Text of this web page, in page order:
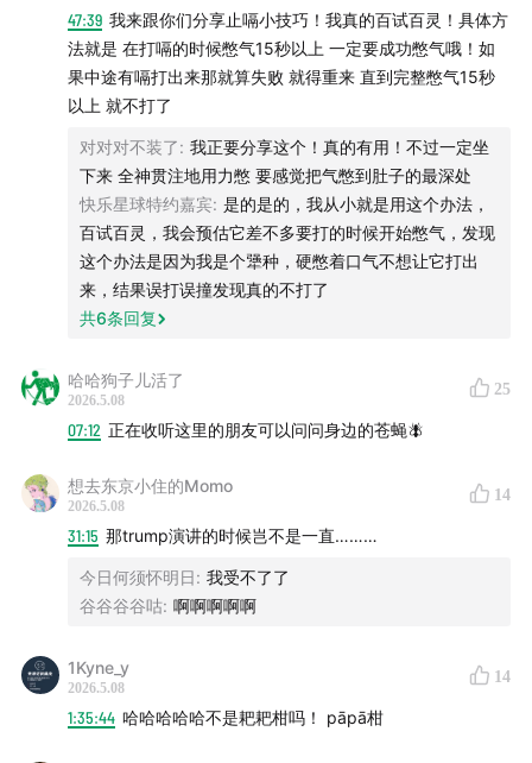
不能用淘金币，但是从淘金币入口就可以抵扣。）”
“耳机放在枕头下就可以听到声音而且不硌算吗”
轻松制服老公”
“街猫社交礼仪：缓缓蹲下和小猫平齐，确认下眼神，给对
方先闻闻你的手背上的味道，如果人家对你没兴趣就不要
硬摸了。小猫接下来可能会从身边走过去，此时千万不要
认为小猫是走开了而随便乱动，因为人家可能是在邀请你
自然走过来的”
“如果想要打喷嚏但是发不出来，可以盯着灯光或者亮处，
很容易就打出来了”
“后槽牙牙缝大容易塞牙，常规牙线棒又微妙的卡不进去朋
友们，有种Y型牙线棒专门针对槽牙牙缝，非常好用，安
利一下”
大家提供的有用小技巧，不仅品类多样，思路也常常体现
了大家的幽默！生活中固然有大大小小的问题，但是，办
法总比困难多！祝我们总能找到一些幽默又有用的小技
47:39 我来跟你们分享止嗝小技巧！我真的百试百灵！具体方
法就是 在打嗝的时候憋气15秒以上 一定要成功憋气哦！如
果中途有嗝打出来那就算失败 就得重来 直到完整憋气15秒
以上 就不打了
对对对不装了: 我正要分享这个！真的有用！不过一定坐
下来 全神贯注地用力憋 要感觉把气憋到肚子的最深处
快乐星球特约嘉宾: 是的是的，我从小就是用这个办法，
百试百灵，我会预估它差不多要打的时候开始憋气，发现
这个办法是因为我是个犟种，硬憋着口气不想让它打出
来，结果误打误撞发现真的不打了
共6条回复
哈哈狗子儿活了
2026.5.08
25
07:12 正在收听这里的朋友可以问问身边的苍蝇🪰
想去东京小住的Momo
2026.5.08
14
31:15 那trump演讲的时候岂不是一直………
今日何须怀明日: 我受不了了
谷谷谷谷咕: 啊啊啊啊啊
1Kyne_y
2026.5.08
14
1:35:44 哈哈哈哈哈不是耙耙柑吗！ pāpā柑